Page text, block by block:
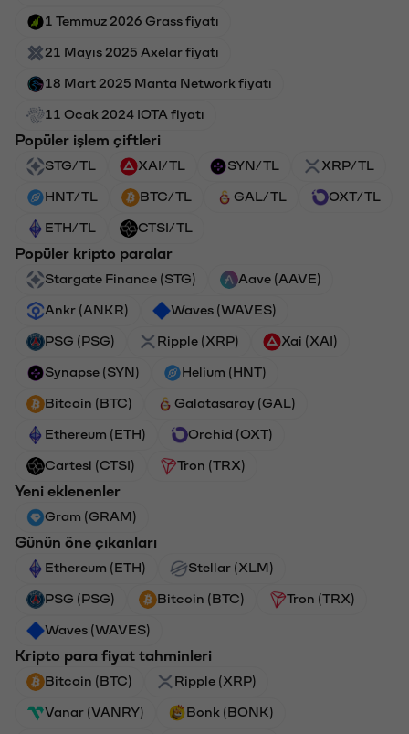
1 Temmuz 2026 Grass fiyatı
21 Mayıs 2025 Axelar fiyatı
18 Mart 2025 Manta Network fiyatı
11 Ocak 2024 IOTA fiyatı
Popüler işlem çiftleri
STG/TL XAI/TL SYN/TL XRP/TL
HNT/TL BTC/TL GAL/TL OXT/TL
ETH/TL CTSI/TL
Popüler kripto paralar
Stargate Finance (STG) Aave (AAVE)
Ankr (ANKR) Waves (WAVES)
PSG (PSG) Ripple (XRP) Xai (XAI)
Synapse (SYN) Helium (HNT)
Bitcoin (BTC) Galatasaray (GAL)
Ethereum (ETH) Orchid (OXT)
Cartesi (CTSI) Tron (TRX)
Yeni eklenenler
Gram (GRAM)
Günün öne çıkanları
Ethereum (ETH) Stellar (XLM)
PSG (PSG) Bitcoin (BTC) Tron (TRX)
Waves (WAVES)
Kripto para fiyat tahminleri
Bitcoin (BTC) Ripple (XRP)
Vanar (VANRY) Bonk (BONK)